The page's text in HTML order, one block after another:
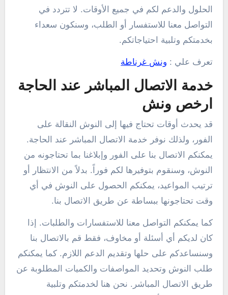
الحلول والدعم لكم في جميع الأوقات. لا تتردد في
التواصل معنا للاستفسار أو الطلب، وسنكون سعداء
بخدمتكم وتلبية احتياجاتكم.
تعرف علي : ونش غرناطة
خدمة الاتصال المباشر عند الحاجة
ارخص ونش
قد يحدث أوقات تحتاج فيها إلى النوش النقالة على
الفور، ولذلك نوفر خدمة الاتصال المباشر عند الحاجة.
يمكنكم الاتصال بنا على الفور وإبلاغنا بما تحتاجونه من
النوش، وسنقوم بتوفيرها لكم فوراً. بدلاً من الانتظار أو
ترتيب المواعيد، يمكنكم الحصول على النوش في أي
وقت تحتاجونها ببساطة عن طريق الاتصال بنا.
كما يمكنكم التواصل معنا للاستفسارات والطلبات. إذا
كان لديكم أي أسئلة أو مخاوف، فقط قم بالاتصال بنا
وسنساعدكم على حلها وتقديم الدعم اللازم. كما يمكنكم
طلب النوش وتحديد المواصفات والكميات المطلوبة عن
طريق الاتصال المباشر. نحن هنا لخدمتكم وتلبية